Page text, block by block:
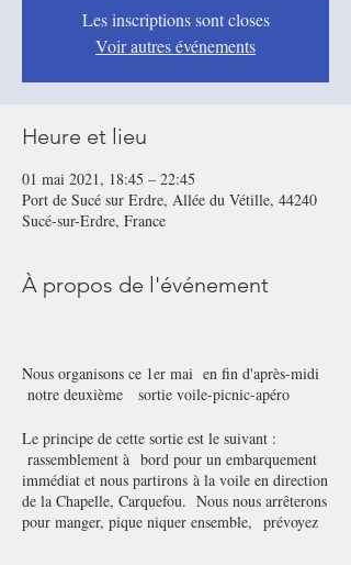
Les inscriptions sont closes
Voir autres événements
Heure et lieu
01 mai 2021, 18:45 – 22:45
Port de Sucé sur Erdre, Allée du Vétille, 44240
Sucé-sur-Erdre, France
À propos de l'événement
Nous organisons ce 1er mai en fin d'après-midi
notre deuxième sortie voile-picnic-apéro
Le principe de cette sortie est le suivant :
rassemblement à bord pour un embarquement
immédiat et nous partirons à la voile en direction
de la Chapelle, Carquefou. Nous nous arrêterons
pour manger, pique niquer ensemble, prévoyez